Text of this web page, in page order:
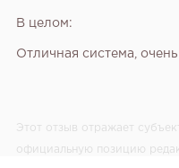
В целом:
Отличная система,
Этот отзыв отражает
официальную позицию